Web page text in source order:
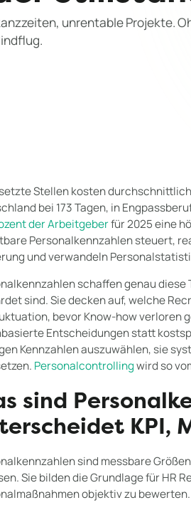
unrentable Projekte.
Stellen kosten durchschnittlich
bei 173 Tagen, in
der Arbeitgeberfür 2025 eine
Personalkennzahlen steuert,
und verwandeln
schaffen genau
sind. Sie decken auf, welche
bevor Know-how verloren
Entscheidungen statt
Kennzahlen auszuwählen, sie
Personalcontrollingwird so
sind
KPI,
sind messbare
Sie bilden die Grundlage für HR
objektiv zu